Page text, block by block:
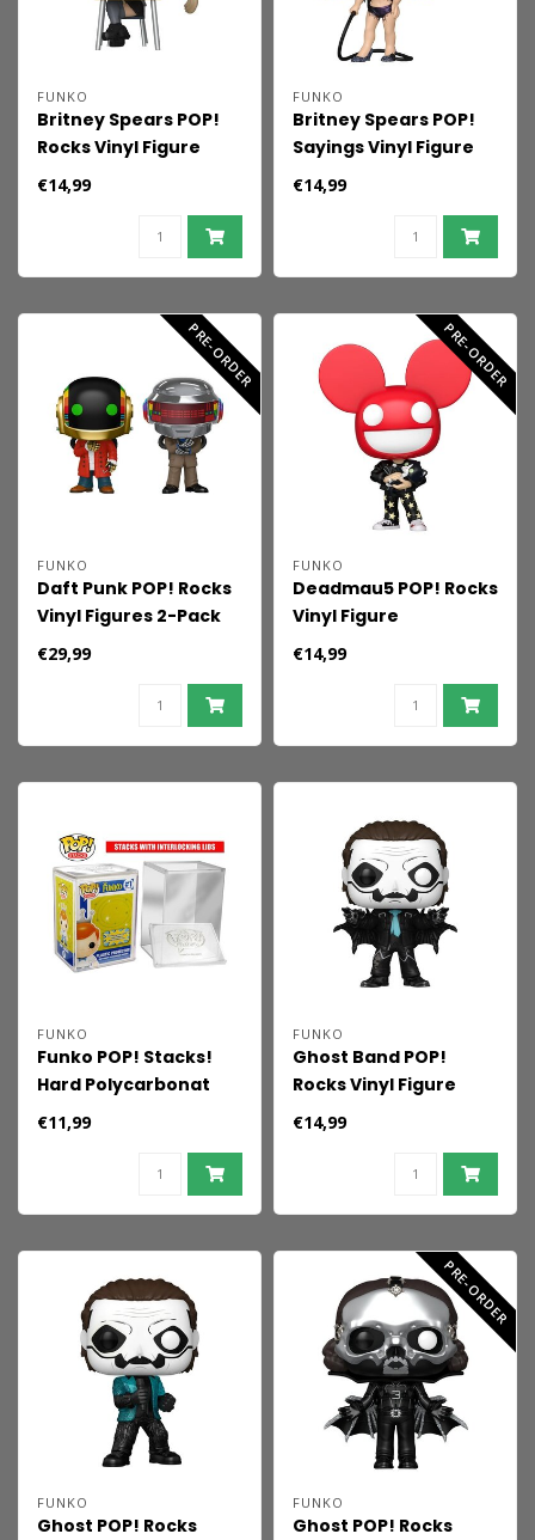
FUNKO
Britney Spears POP!
Rocks Vinyl Figure
Baby OMT 9 cm
€14,99
FUNKO
Britney Spears POP!
Sayings Vinyl Figure
You Better Work 9 cm
€14,99
PRE-ORDER
FUNKO
Daft Punk POP! Rocks
Vinyl Figures 2-Pack
Discovery 9 cm
€29,99
PRE-ORDER
FUNKO
Deadmau5 POP! Rocks
Vinyl Figure
Deadmau5 with Cat 9
€14,99
FUNKO
Funko POP! Stacks!
Hard Polycarbonat
Protective Case
€11,99
FUNKO
Ghost Band POP!
Rocks Vinyl Figure
Papa Emeritus IV (Bat
€14,99
FUNKO
Ghost POP! Rocks
PRE-ORDER
FUNKO
Ghost POP! Rocks